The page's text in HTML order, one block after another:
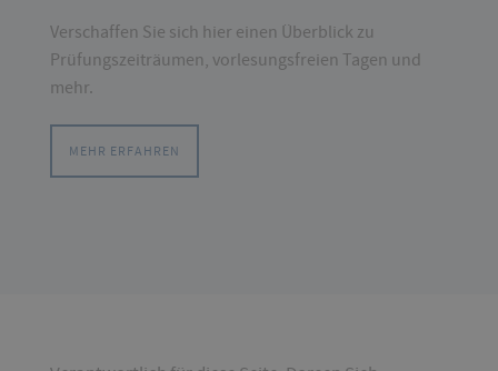
Verschaffen Sie sich hier einen Überblick zu
Prüfungszeiträumen, vorlesungsfreien Tagen und
mehr.
MEHR ERFAHREN